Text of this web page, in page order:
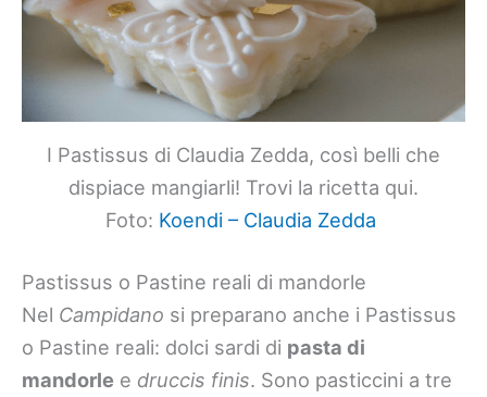
I Pastissus di Claudia Zedda, così belli che
dispiace mangiarli! Trovi la ricetta qui.
Foto: Koendi – Claudia Zedda
Pastissus o Pastine reali di mandorle
Nel Campidano si preparano anche i Pastissus
o Pastine reali: dolci sardi di pasta di
mandorle e druccis finis. Sono pasticcini a tre